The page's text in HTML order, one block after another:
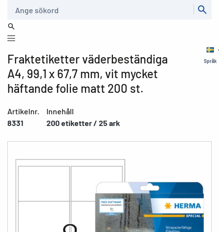
Språk
Fraktetiketter väderbeständiga
A4, 99,1 x 67,7 mm, vit mycket
häftande folie matt 200 st.
Artikelnr.
8331
Innehåll
200 etiketter / 25 ark